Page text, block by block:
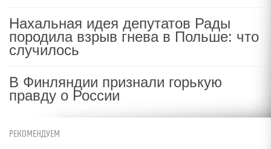
Нахальная идея депутатов Рады
породила взрыв гнева в Польше: что
случилось
В Финляндии признали горькую
правду о России
РЕКОМЕНДУЕМ